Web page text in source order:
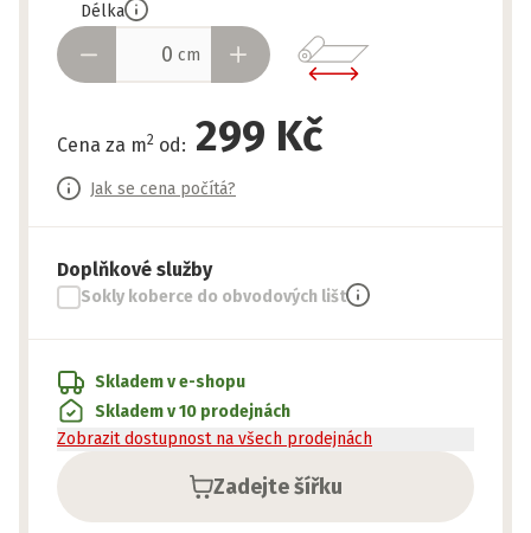
Délka
cm
Cena za m2 od: 299 Kč
Jak se cena počítá?
Doplňkové služby
Sokly koberce do obvodových lišt
Zadejte šířku
Skladem v e-shopu
Skladem v 10 prodejnách
Zobrazit dostupnost na všech prodejnách